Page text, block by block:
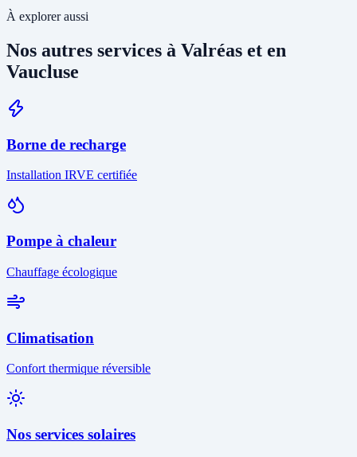
À explorer aussi
Nos autres services à Valréas et en
Vaucluse
Borne de recharge
Installation IRVE certifiée
Pompe à chaleur
Chauffage écologique
Climatisation
Confort thermique réversible
Nos services solaires